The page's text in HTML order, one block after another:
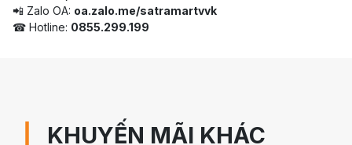
📲 Zalo OA: oa.zalo.me/satramartvvk
☎ Hotline: 0855.299.199
KHUYẾN MÃI KHÁC